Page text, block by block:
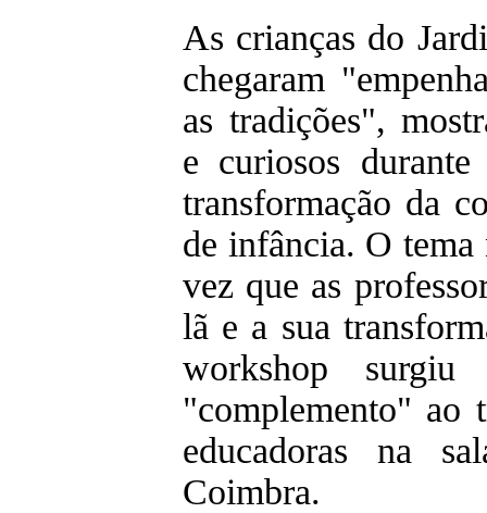
As crianças do
chegaram
as tradições",
e curiosos
transformação da
de infância. O tema
vez que as
lã e a sua
workshop
"complemento" ao
educadoras na
Coimbra.